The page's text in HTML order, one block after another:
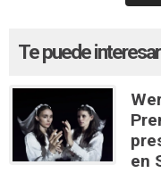
Te puede interesar
en